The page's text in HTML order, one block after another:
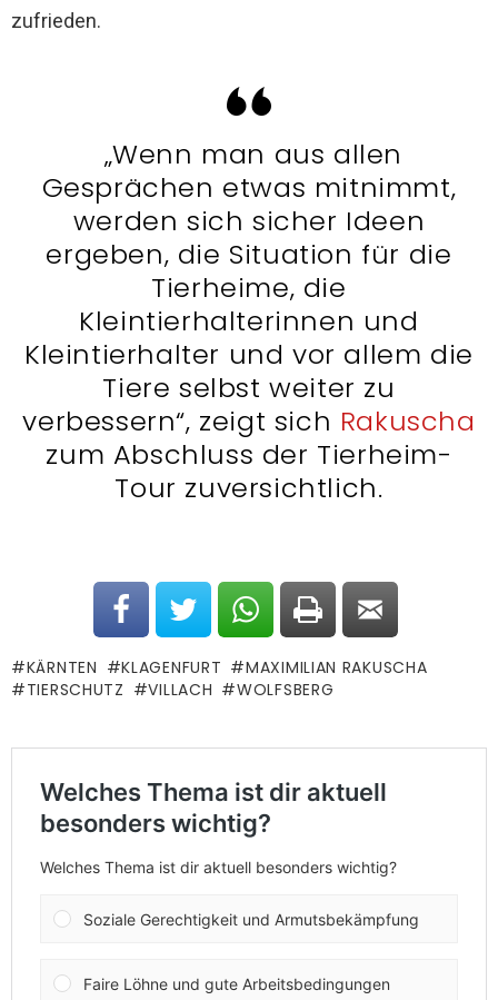
zufrieden.
„Wenn man aus allen
Gesprächen etwas mitnimmt,
werden sich sicher Ideen
ergeben, die Situation für die
Tierheime, die
Kleintierhalterinnen und
Kleintierhalter und vor allem die
Tiere selbst weiter zu
verbessern“, zeigt sich Rakuscha
zum Abschluss der Tierheim-
Tour zuversichtlich.
KÄRNTEN KLAGENFURT
MAXIMILIAN RAKUSCHA
TIERSCHUTZ
VILLACH WOLFSBERG